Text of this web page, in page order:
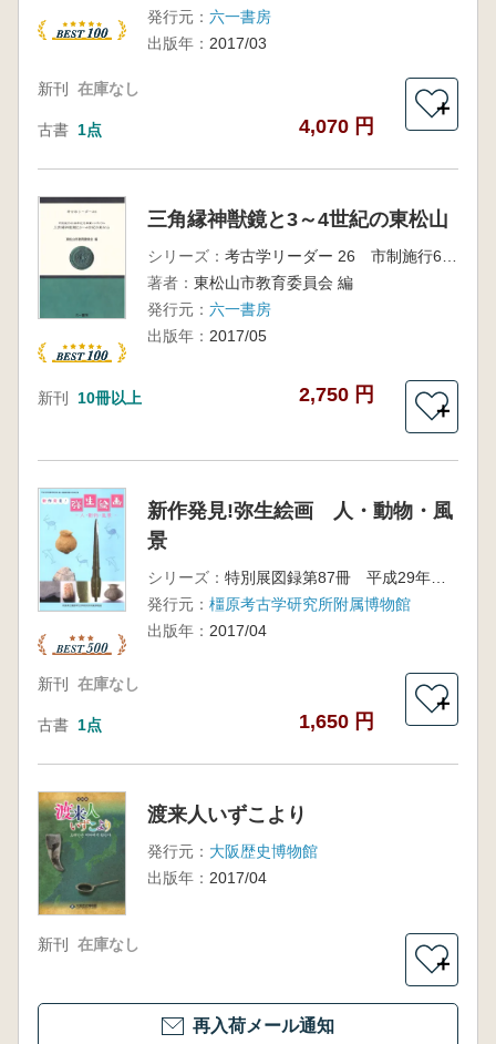
発行元： 六一書房
出版年： 2017/03
新刊 在庫なし
古書 1点 4,070 円
＋
三角縁神獣鏡と3～4世紀の東松山
シリーズ：
著者： 東松山市教育委員会 編
発行元： 六一書房
出版年： 2017/05
新刊 10冊以上 2,750 円
＋
新作発見!弥生絵画 人・動物・風
景
シリーズ：
特別展図録第87冊 平成29年度春季特別展 唐古・鍵遺跡発掘80周年記念
発行元： 橿原考古学研究所附属博物館
出版年： 2017/04
新刊 在庫なし
古書 1点 1,650 円
＋
渡来人いずこより
発行元： 大阪歴史博物館
出版年： 2017/04
新刊 在庫なし
＋
再入荷メール通知